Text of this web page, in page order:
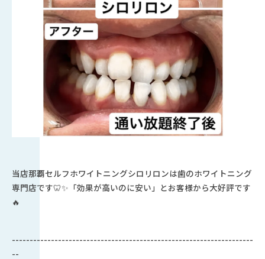
当店那覇セルフホワイトニングシロリロンは歯のホワイトニング
専門店です🦷✨「効果が高いのに安い」とお客様から大好評です
🔥
--------------------------------------------------------------------
--